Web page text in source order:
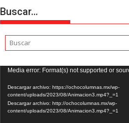
Buscar…
Reproductor
de
vídeo
Media error: Format(s) not supported or
Descargar archivo: https://ochocolumnas.mx/wp-
content/uploads/2023/08/Animacion3.mp4?_=1
Descargar archivo: http://ochocolumnas.mx/wp-
content/uploads/2023/08/Animacion3.mp4?_=1